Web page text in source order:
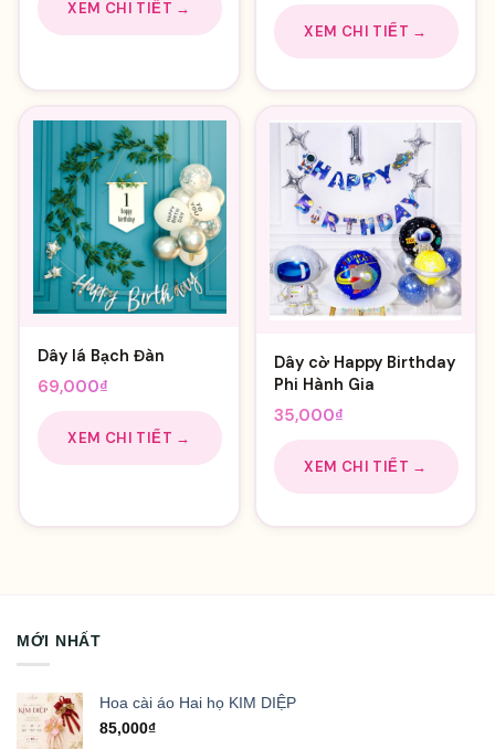
XEM CHI TIẾT →
XEM CHI TIẾT →
Dây lá Bạch Đàn
69,000₫
XEM CHI TIẾT →
Dây cờ Happy Birthday
Phi Hành Gia
35,000₫
XEM CHI TIẾT →
MỚI NHẤT
Hoa cài áo Hai họ KIM DIỆP
85,000₫